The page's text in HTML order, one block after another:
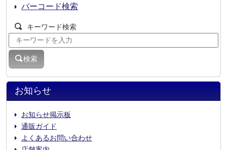
お知らせ
お知らせ掲示板
通販ガイド
よくあるお問い合わせ
バーコード検索
キーワード検索
検索